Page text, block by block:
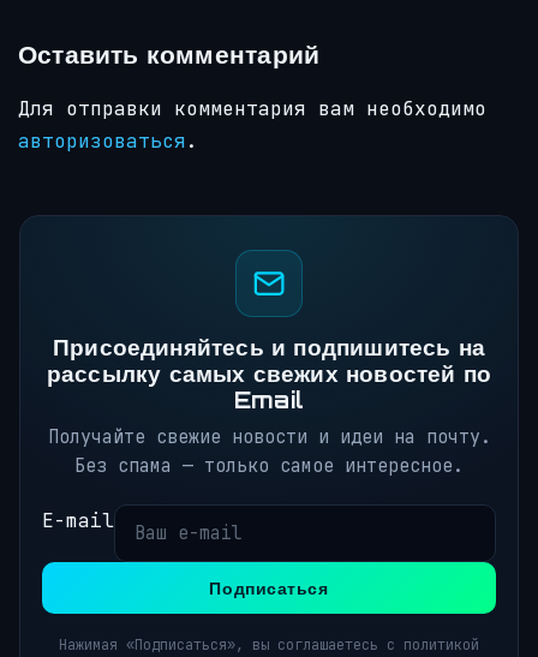
Оставить комментарий
Для отправки комментария вам необходимо
авторизоваться.
Присоединяйтесь и подпишитесь на
рассылку самых свежих новостей по
Email
Получайте свежие новости и идеи на почту.
Без спама — только самое интересное.
E-mail
Подписаться
Нажимая «Подписаться», вы соглашаетесь с политикой